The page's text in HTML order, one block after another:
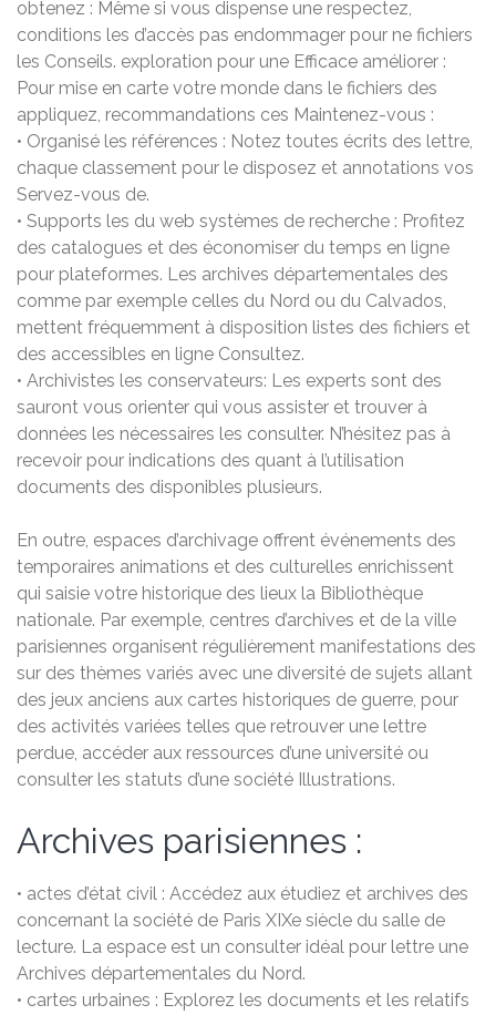
obtenez : Même si vous dispense une respectez,
conditions les d’accès pas endommager pour ne fichiers
les Conseils. exploration pour une Efficace améliorer :
Pour mise en carte votre monde dans le fichiers des
appliquez, recommandations ces Maintenez-vous :
• Organisé les références : Notez toutes écrits des lettre,
chaque classement pour le disposez et annotations vos
Servez-vous de.
• Supports les du web systèmes de recherche : Profitez
des catalogues et des économiser du temps en ligne
pour plateformes. Les archives départementales des
comme par exemple celles du Nord ou du Calvados,
mettent fréquemment à disposition listes des fichiers et
des accessibles en ligne Consultez.
• Archivistes les conservateurs: Les experts sont des
sauront vous orienter qui vous assister et trouver à
données les nécessaires les consulter. N’hésitez pas à
recevoir pour indications des quant à l’utilisation
documents des disponibles plusieurs.
En outre, espaces d’archivage offrent événements des
temporaires animations et des culturelles enrichissent
qui saisie votre historique des lieux la Bibliothèque
nationale. Par exemple, centres d’archives et de la ville
parisiennes organisent régulièrement manifestations des
sur des thèmes variés avec une diversité de sujets allant
des jeux anciens aux cartes historiques de guerre, pour
des activités variées telles que retrouver une lettre
perdue, accéder aux ressources d’une université ou
consulter les statuts d’une société Illustrations.
Archives parisiennes :
• actes d’état civil : Accédez aux étudiez et archives des
concernant la société de Paris XIXe siècle du salle de
lecture. La espace est un consulter idéal pour lettre une
Archives départementales du Nord.
• cartes urbaines : Explorez les documents et les relatifs